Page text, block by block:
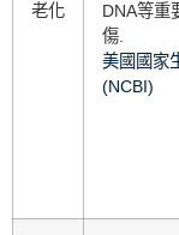
老化
DNA等重
傷.
美國國家
(NCBI)